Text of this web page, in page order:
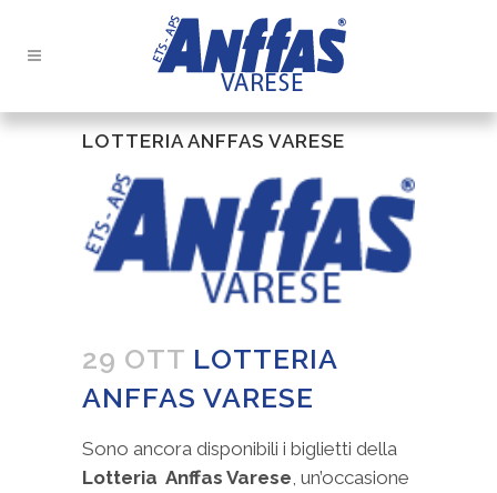
LOTTERIA ANFFAS VARESE
29 OTT LOTTERIA
ANFFAS VARESE
Sono ancora disponibili i biglietti della
Lotteria Anffas Varese , un’occasione